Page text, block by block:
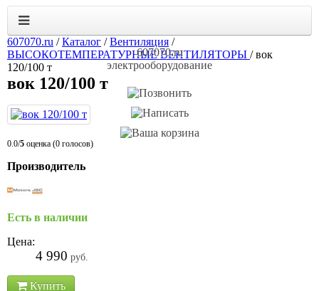
607070.ru
электрооборудование
607070.ru /Каталог /Вентиляция /
ВЫСОКОТЕМПЕРАТУРНЫЕ ВЕНТИЛЯТОРЫ /вок
120/100 т
вок 120/100 т
0.0/5 оценка (0 голосов)
Производитель
Есть в наличии
Цена:
4 990 руб.
Купить